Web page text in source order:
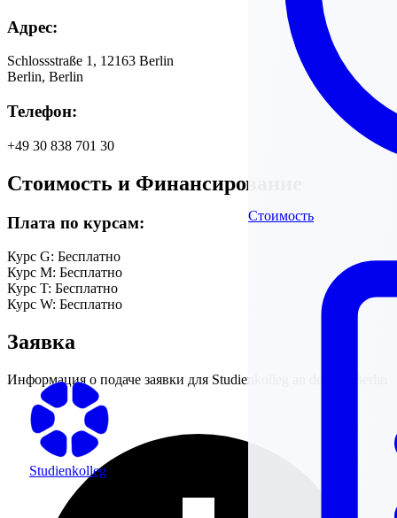
Studienkolleg
Стоимость
Адрес:
Schlossstraße 1, 12163 Berlin
Berlin, Berlin
Телефон:
+49 30 838 701 30
Стоимость и Финансирование
Плата по курсам:
Курс G: Бесплатно
Курс M: Бесплатно
Курс T: Бесплатно
Курс W: Бесплатно
Заявка
Информация о подаче заявки для Studienkolleg an der FU Berlin